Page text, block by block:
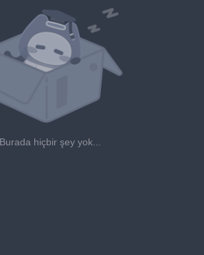
Burada hiçbir şey yok...